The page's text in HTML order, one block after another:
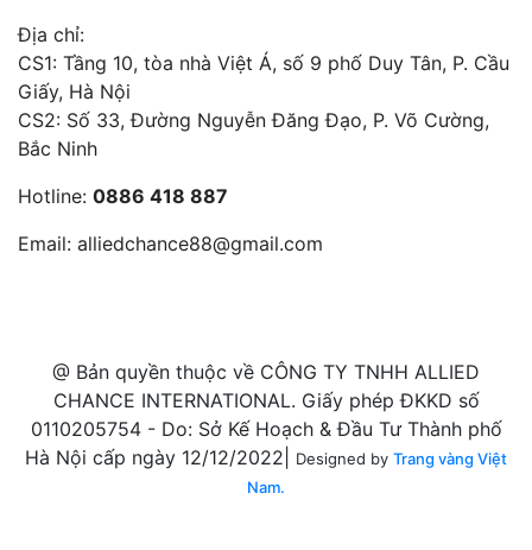
Địa chỉ:
CS1: Tầng 10, tòa nhà Việt Á, số 9 phố Duy Tân, P. Cầu
Giấy, Hà Nội
CS2: Số 33, Đường Nguyễn Đăng Đạo, P. Võ Cường,
Bắc Ninh
Hotline: 0886 418 887
Email: alliedchance88@gmail.com
@ Bản quyền thuộc về CÔNG TY TNHH ALLIED
CHANCE INTERNATIONAL. Giấy phép ĐKKD số
0110205754 - Do: Sở Kế Hoạch & Đầu Tư Thành phố
Hà Nội cấp ngày 12/12/2022|
Designed by Trang vàng Việt
Nam.